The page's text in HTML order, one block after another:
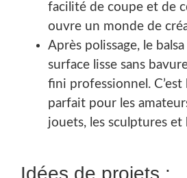
facilité de coupe et de
ouvre un monde de
Après polissage, le
surface lisse sans
fini professionnel. C’est
parfait pour les
jouets, les sculptures et
Idées de projets :